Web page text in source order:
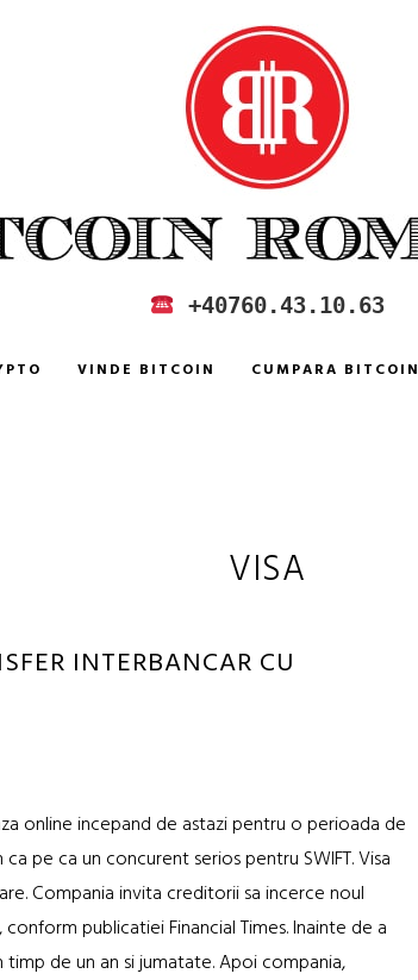
ROMANIA +40760.43.10.63
VINDE BITCOIN CUMPARA BITCOIN
VISA
INTERBANCAR CU
online incepand de astazi pentru o perioada de
pe ca un concurent serios pentru SWIFT. Visa
Compania invita creditorii sa incerce noul
publicatiei Financial Times. Inainte de a
de un an si jumatate. Apoi compania,